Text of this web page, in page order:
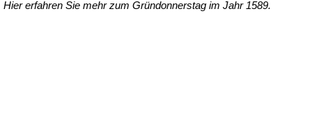
Hier erfahren Sie mehr zum Gründonnerstag im Jahr 1589.